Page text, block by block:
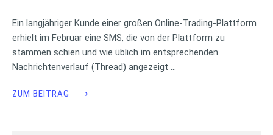
Ein langjähriger Kunde einer großen Online-Trading-Plattform
erhielt im Februar eine SMS, die von der Plattform zu
stammen schien und wie üblich im entsprechenden
Nachrichtenverlauf (Thread) angezeigt …
ZUM BEITRAG ⟶